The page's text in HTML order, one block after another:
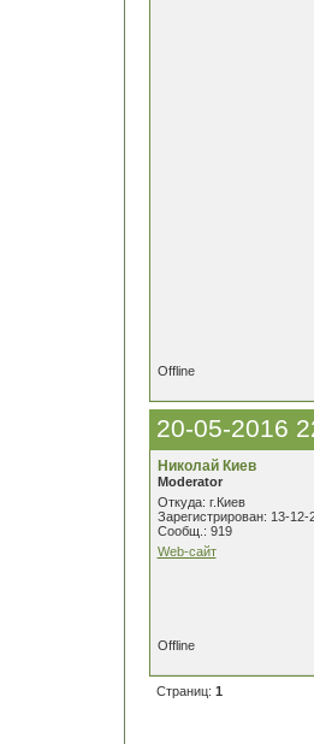
Offline
20-05-2016
Николай Киев
Moderator
Откуда: г.Киев
Зарегистрирован: 13-12-
Сообщ.: 919
Web-сайт
Offline
Страниц: 1